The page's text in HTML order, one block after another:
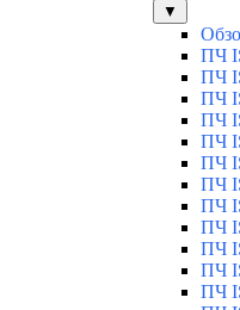
▼
ПЧ
ПЧ
ПЧ
ПЧ
ПЧ
ПЧ
ПЧ
ПЧ
ПЧ
ПЧ
ПЧ
ПЧ